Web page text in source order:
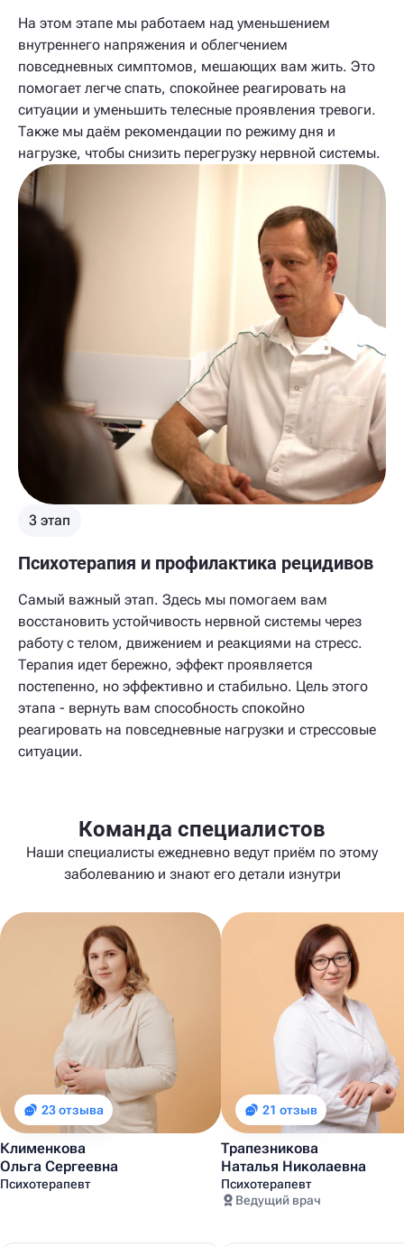
На этом этапе мы работаем над уменьшением
внутреннего напряжения и облегчением
повседневных симптомов, мешающих вам жить. Это
помогает легче спать, спокойнее реагировать на
ситуации и уменьшить телесные проявления тревоги.
Также мы даём рекомендации по режиму дня и
нагрузке, чтобы снизить перегрузку нервной системы.
3 этап
Психотерапия и профилактика рецидивов
Самый важный этап. Здесь мы помогаем вам
восстановить устойчивость нервной системы через
работу с телом, движением и реакциями на стресс.
Терапия идет бережно, эффект проявляется
постепенно, но эффективно и стабильно. Цель этого
этапа - вернуть вам способность спокойно
реагировать на повседневные нагрузки и стрессовые
ситуации.
Команда специалистов
Наши специалисты ежедневно ведут приём по этому
заболеванию и знают его детали изнутри
23 отзыва
Клименкова
Ольга Сергеевна
Психотерапевт
21 отзыв
Трапезникова
Наталья Николаевна
Психотерапевт
Ведущий врач